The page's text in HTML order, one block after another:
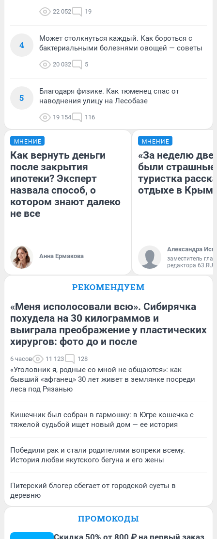
22 052 19
4
Может столкнуться каждый. Как бороться с
бактериальными болезнями овощей — советы
20 032 5
5
Благодаря физике. Как тюменец спас от
наводнения улицу на Лесобазе
19 154 116
МНЕНИЕ
Как вернуть деньги
после закрытия
ипотеки? Эксперт
назвала способ, о
котором знают далеко
не все
Анна Ермакова
МНЕНИЕ
«За неделю две
были
туристка
отдыхе в
Александра
заместитель
редактора 63.RU
РЕКОМЕНДУЕМ
«Меня исполосовали всю». Сибирячка
похудела на 30 килограммов и
выиграла преображение у пластических
хирургов: фото до и после
6 часов 11 123 128
«Уголовник я, родные со мной не общаются»: как
бывший «афганец» 30 лет живет в землянке посреди
леса под Рязанью
Кишечник был собран в гармошку: в Югре кошечка с
тяжелой судьбой ищет новый дом — ее история
Победили рак и стали родителями вопреки всему.
История любви якутского бегуна и его жены
Питерский блогер сбегает от городской суеты в
деревню
ПРОМОКОДЫ
Скидка 50% от 800 ₽ на первый заказ,